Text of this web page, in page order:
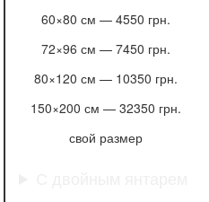
60×80 см — 4550 грн.
72×96 см — 7450 грн.
80×120 см — 10350 грн.
150×200 см — 32350 грн.
свой размер